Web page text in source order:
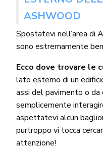
ASHWOOD
Spostatevi nell’area di
sono estremamente
Ecco dove trovare le
lato esterno di un
assi del pavimento o
semplicemente
aspettatevi alcun
purtroppo vi tocca
attenzione!